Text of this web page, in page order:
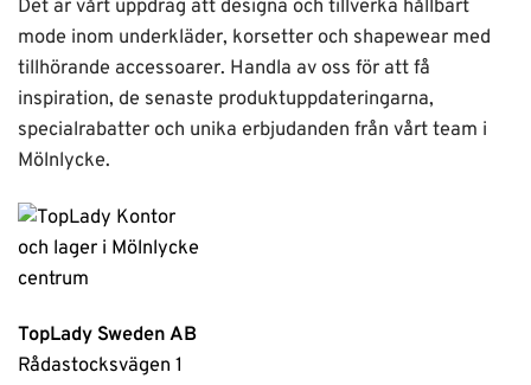
Det är vårt uppdrag att designa och tillverka hållbart
mode inom underkläder, korsetter och shapewear med
tillhörande accessoarer. Handla av oss för att få
inspiration, de senaste produktuppdateringarna,
specialrabatter och unika erbjudanden från vårt team i
Mölnlycke.
TopLady Sweden AB
Rådastocksvägen 1